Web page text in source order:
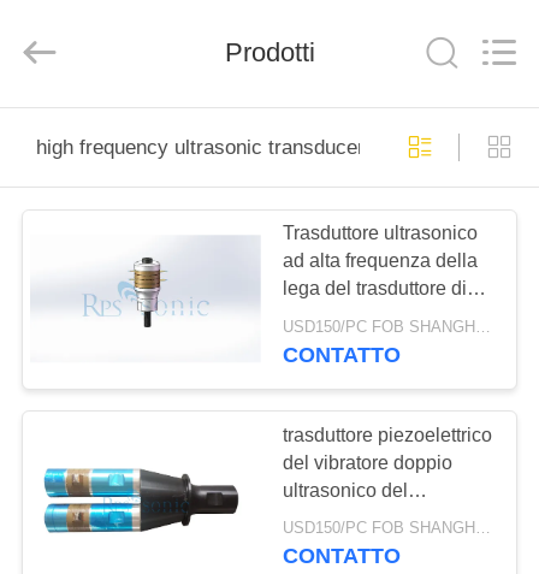
PRODOTTI
CIRCA
GIRO
FABBRICA
Equipment
Prodotti
high frequency ultrasonic transducer
Trasduttore ultrasonico
ad alta frequenza della
lega del trasduttore di
titanio della saldatura a
ultrasuoni
USD150/PC FOB SHANGHAI MOQ:1pcs
CONTATTO
trasduttore piezoelettrico
del vibratore doppio
ultrasonico del
trasduttore di alto potere
4200W
USD150/PC FOB SHANGHAI MOQ:1pcs
CONTATTO